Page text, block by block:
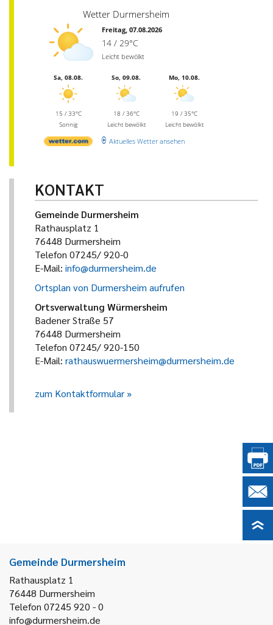
Wetter Durmersheim
Freitag, 07.08.2026
14 / 29°C
Leicht bewölkt
Sa, 08.08.
15 / 33°C
Sonnig
So, 09.08.
18 / 36°C
Leicht bewölkt
Mo, 10.08.
19 / 35°C
Leicht bewölkt
Aktuelles Wetter ansehen
KONTAKT
Gemeinde Durmersheim
Rathausplatz 1
76448 Durmersheim
Telefon 07245/ 920-0
E-Mail: info@durmersheim.de
Ortsplan von Durmersheim aufrufen
Ortsverwaltung Würmersheim
Badener Straße 57
76448 Durmersheim
Telefon 07245/ 920-150
E-Mail: rathauswuermersheim@durmersheim.de
zum Kontaktformular
Gemeinde Durmersheim
Rathausplatz 1
76448 Durmersheim
Telefon 07245 920 - 0
info@durmersheim.de